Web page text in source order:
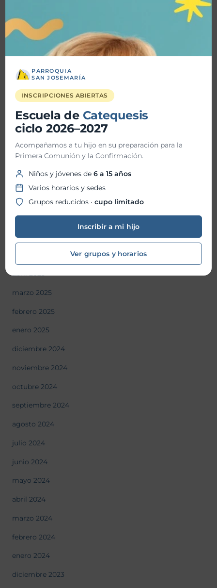
mayo 2026
marzo 2026
enero 2026
diciembre 2025
noviembre 2025
octubre 2025
septiembre 2025
agosto 2025
julio 2025
junio 2025
abril 2025
marzo 2025
febrero 2025
enero 2025
diciembre 2024
noviembre 2024
octubre 2024
septiembre 2024
agosto 2024
julio 2024
junio 2024
mayo 2024
abril 2024
marzo 2024
febrero 2024
enero 2024
diciembre 2023
PARROQUIA
SAN JOSEMARÍA
INSCRIPCIONES ABIERTAS
Escuela de Catequesis
ciclo 2026–2027
Acompañamos a tu hijo en su preparación para la
Primera Comunión y la Confirmación.
Niños y jóvenes de6 a 15 años
Varios horarios y sedes
Grupos reducidos ·cupo limitado
Inscribir a mi hijo
Ver grupos y horarios